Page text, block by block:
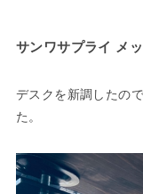
サンワサプライ メ
デスクを新調したの
た。